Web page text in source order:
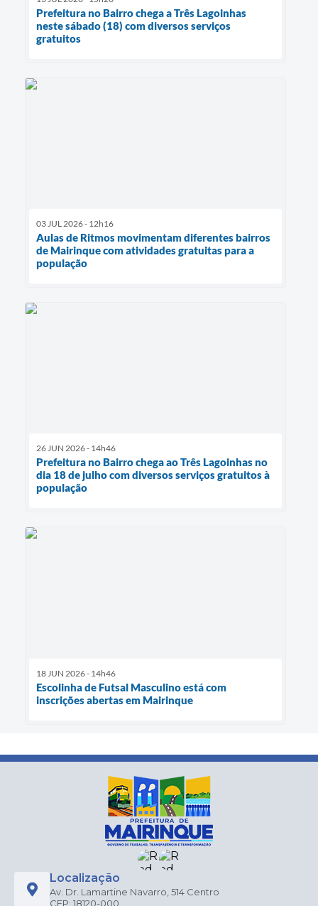
Prefeitura no Bairro chega a Três Lagoinhas
neste sábado (18) com diversos serviços
gratuitos
03 JUL 2026 - 12h16
Aulas de Ritmos movimentam diferentes bairros
de Mairinque com atividades gratuitas para a
população
26 JUN 2026 - 14h46
Prefeitura no Bairro chega ao Três Lagoinhas no
dia 18 de julho com diversos serviços gratuitos à
população
18 JUN 2026 - 14h46
Escolinha de Futsal Masculino está com
inscrições abertas em Mairinque
Localização
Av. Dr. Lamartine Navarro, 514 Centro
CEP: 18120-000